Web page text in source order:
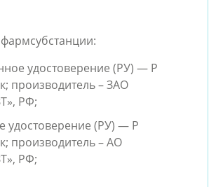
удостоверение (РУ) — Р
производитель – ЗАО
РФ;
удостоверение (РУ) — Р
производитель – АО
РФ;